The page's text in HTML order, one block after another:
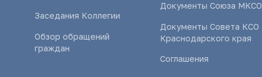
Заседания Коллегии
Обзор обращений
граждан
Документы Союза МКСО
Документы Совета КСО
Краснодарского края
Соглашения